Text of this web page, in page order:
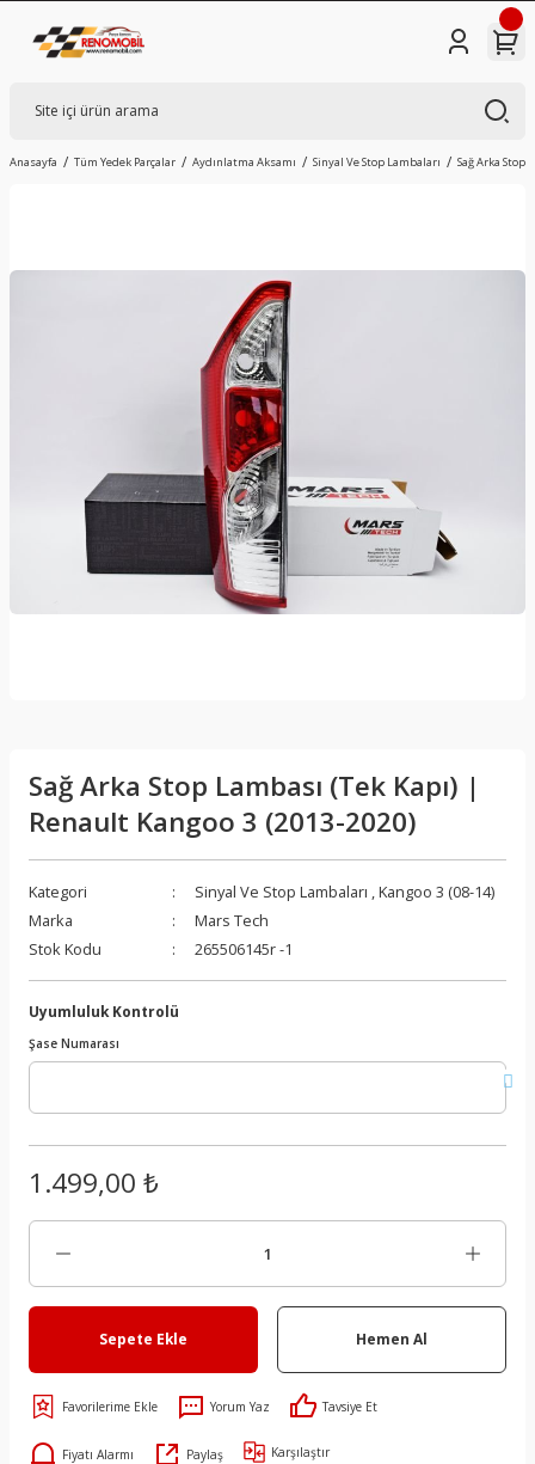
Anasayfa Tüm Yedek Parçalar Aydınlatma Aksamı Sinyal Ve Stop Lambaları Sağ Arka Stop
Sağ Arka Stop Lambası (Tek Kapı) |
Renault Kangoo 3 (2013-2020)
Kategori Sinyal Ve Stop Lambaları ,Kangoo 3 (08-14)
Marka
Mars Tech
Stok Kodu
265506145r -1
Uyumluluk Kontrolü
Şase Numarası
1.499,00 ₺
Sepete Ekle Hemen Al
Yorum Yaz Tavsiye Et
Fiyatı Alarmı Paylaş Karşılaştır